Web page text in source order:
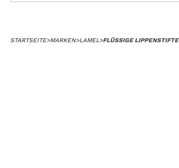
STARTSEITE>MARKEN>LAMEL>FLÜSSIGE LIPPENSTIFTE